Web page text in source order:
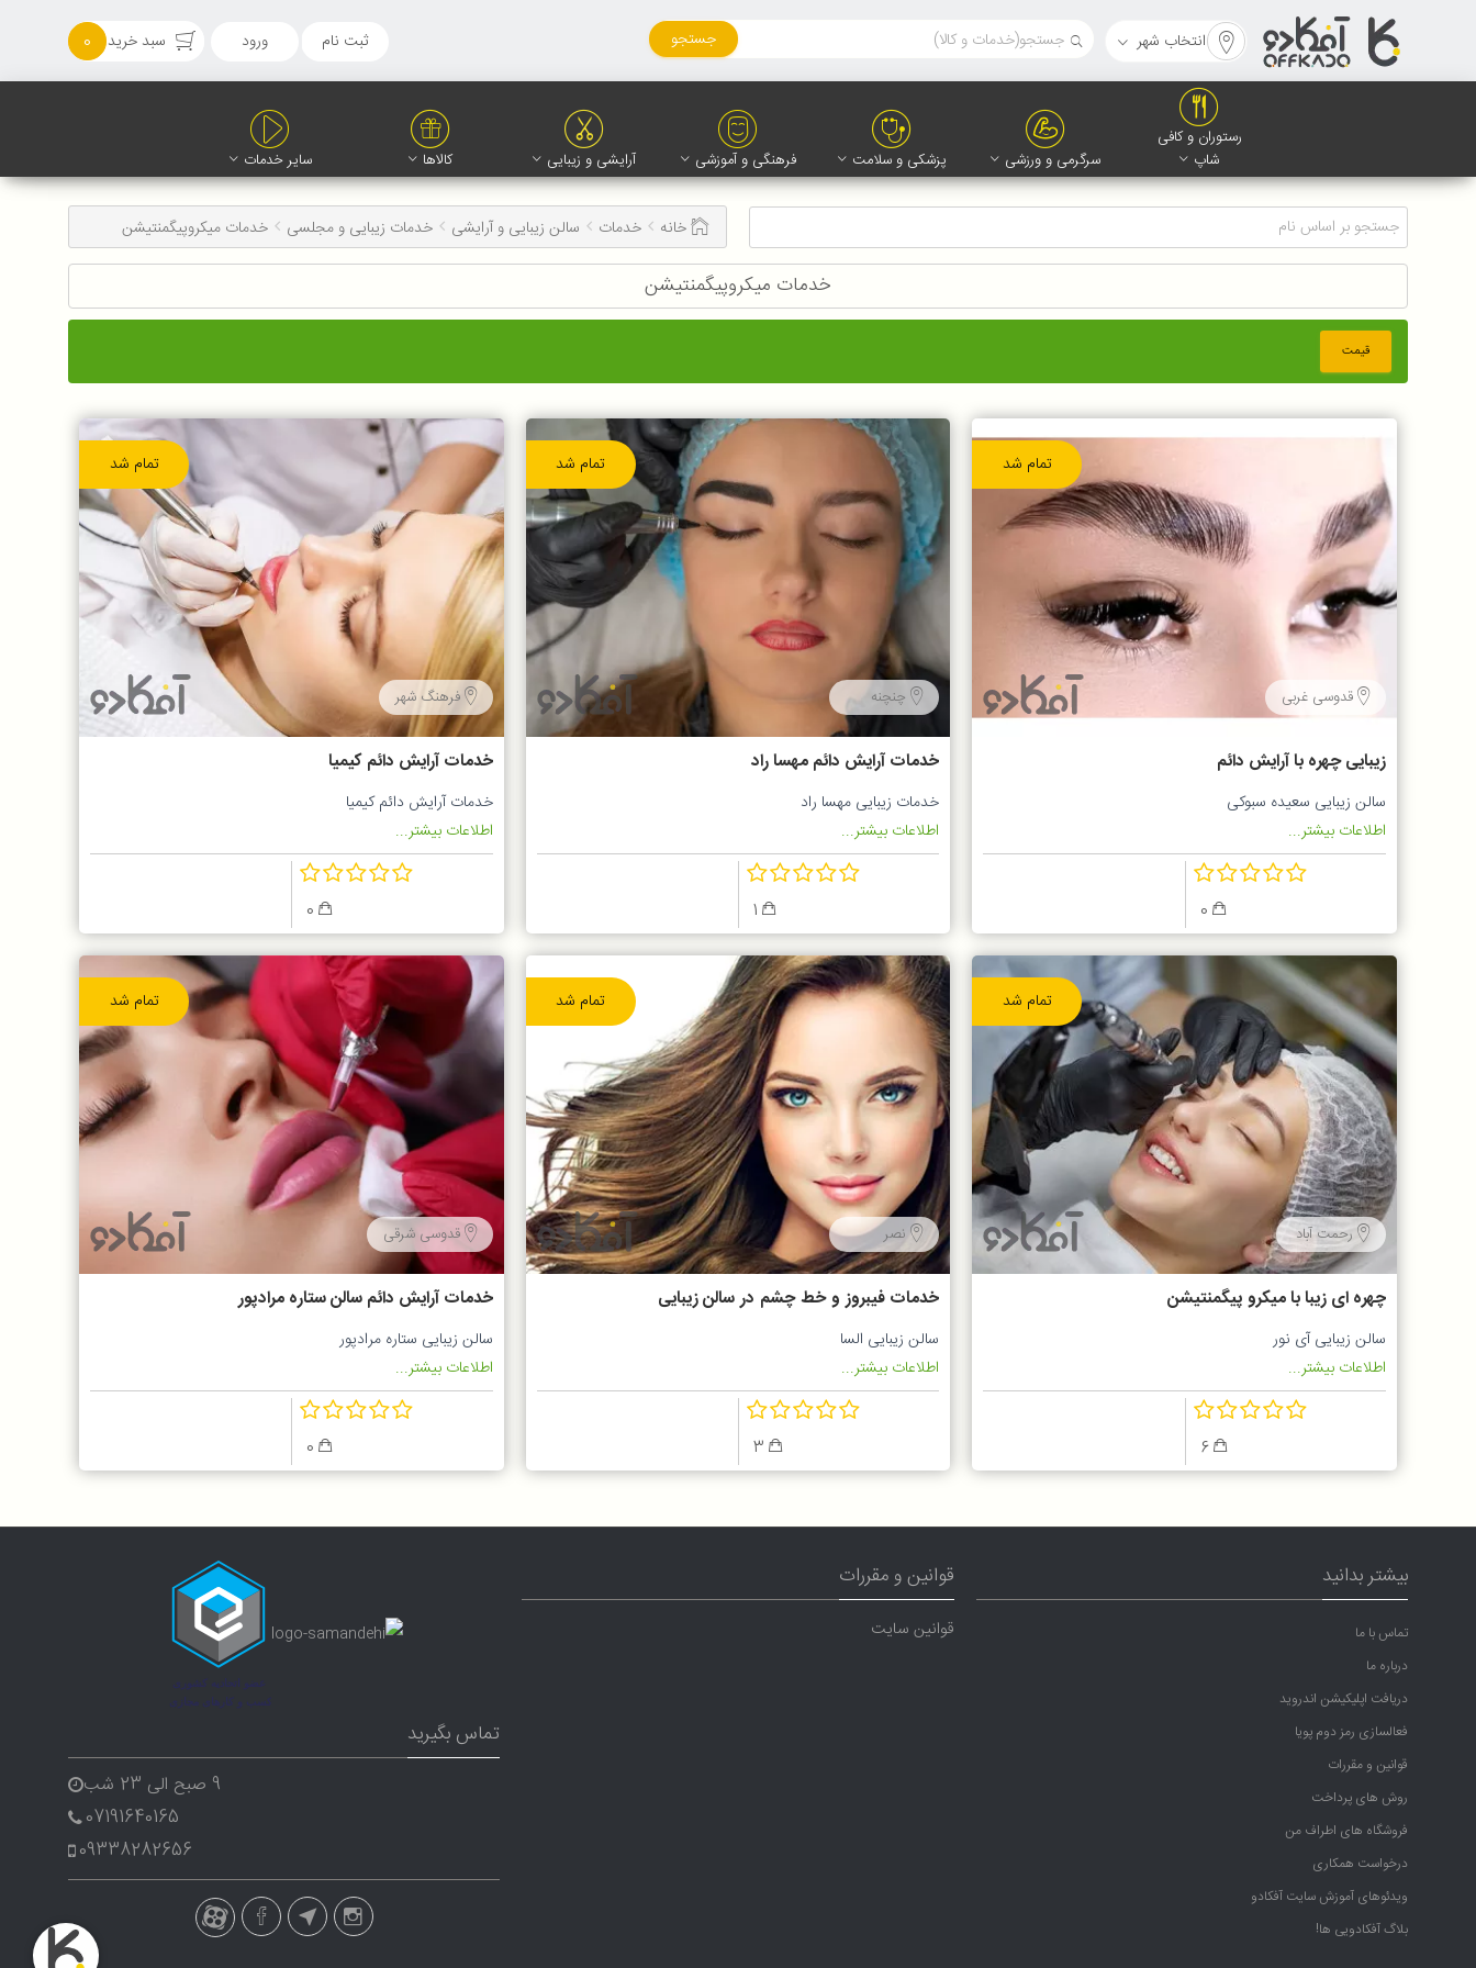
انتخاب شهر جستجو ثبت نام ورود سبد خرید 0
رستوران و کافی
شاپ
سرگرمی و ورزشی پزشکی و سلامت فرهنگی و آموزشی آرایشی و زیبایی کالاها سایر خدمات
خانه خدمات سالن زیبایی و آرایشی خدمات زیبایی و مجلسی خدمات میکروپیگمنتیشن
خدمات میکروپیگمنتیشن
قیمت
تمام شد
قدوسی غربی
زیبایی چهره با آرایش دائم
سالن زیبایی سعیده سبوکی
اطلاعات بیشتر...
تمام شد
چنچنه
خدمات آرایش دائم مهسا راد
خدمات زیبایی مهسا راد
اطلاعات بیشتر...
1
تمام شد
فرهنگ شهر
خدمات آرایش دائم کیمیا
خدمات آرایش دائم کیمیا
اطلاعات بیشتر...
0
تمام شد
رحمت آباد
چهره ای زیبا با میکرو پیگمنتیشن
سالن زیبایی آی نور
اطلاعات بیشتر...
6
تمام شد
نصر
خدمات فیبروز و خط چشم در سالن زیبایی
سالن زیبایی السا
اطلاعات بیشتر...
3
تمام شد
قدوسی شرقی
خدمات آرایش دائم سالن ستاره مرادپور
سالن زيبايی ستاره مرادپور
اطلاعات بیشتر...
0
بیشتر بدانید
تماس با ما
درباره ما
دریافت اپلیکیشن اندروید
فعالسازی رمز دوم پویا
قوانین و مقررات
روش های پرداخت
فروشگاه های اطراف من
درخواست همکاری
ویدئوهای آموزش سایت آفکادو
بلاگ آفکادویی ها!
قوانین و مقررات
قوانین سایت
تماس بگیرید
9 صبح الی 23 شب
07191640165
09338282656